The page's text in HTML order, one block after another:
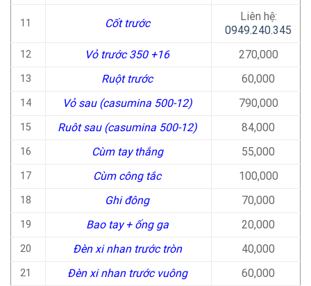
11 Cốt trước
Liên hệ:
0949.240.345
12 Vỏ trước 350 +16 270,000
13 Ruột trước 60,000
14 Vỏ sau (casumina 500-12) 790,000
15 Ruôt sau (casumina 500-12) 84,000
16 Cùm tay thắng 55,000
17 Cùm công tắc 100,000
18 Ghi đông 70,000
19 Bao tay + ống ga 20,000
20 Đèn xi nhan trước tròn 40,000
21 Đèn xi nhan trước vuông 60,000